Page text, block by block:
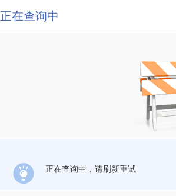
正在查询中
正在查询中，请刷新重试